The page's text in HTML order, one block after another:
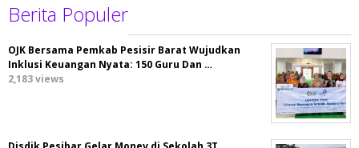
Berita Populer
OJK Bersama Pemkab Pesisir Barat Wujudkan
Inklusi Keuangan Nyata: 150 Guru Dan …
2,183 views